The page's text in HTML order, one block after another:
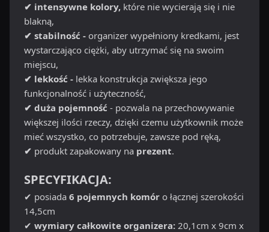
✔ intensywne kolory, które nie wycierają się i nie
blakną,
✔ stabilność - organizer wypełniony kredkami, jest
wystarczająco ciężki, aby utrzymać się na swoim
miejscu,
✔ lekkość - lekka konstrukcja zwiększa jego
funkcjonalność i użyteczność,
✔ duża pojemność - pozwala na przechowywanie
większej ilości rzeczy, dzięki czemu użytkownik może
mieć wszystko, co potrzebuje, zawsze pod ręką,
✔ produkt zapakowany na prezent.
SPECYFIKACJA:
✔ posiada 6 pojemnych komór o łącznej szerokości
14,5cm
✔ wymiary całkowite organizera: 20,1cm x 9cm x